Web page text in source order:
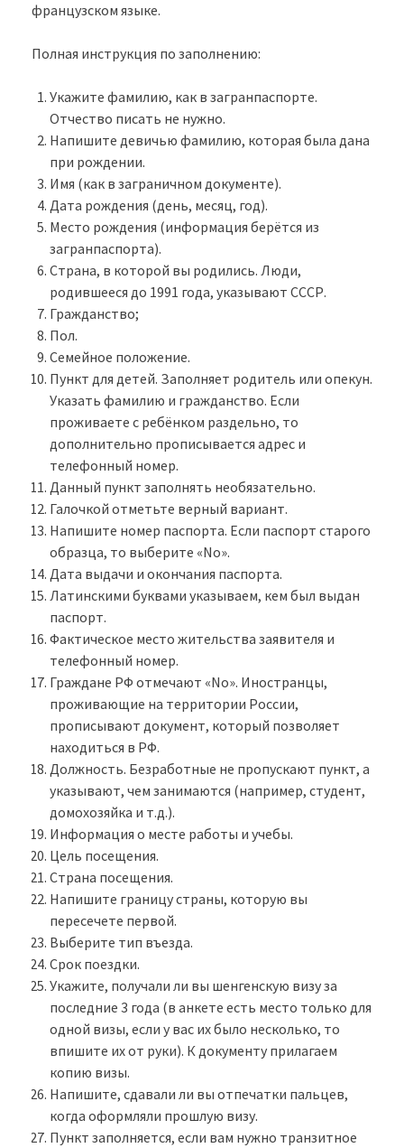
французском языке.
Полная инструкция по заполнению:
Укажите фамилию, как в загранпаспорте.
Отчество писать не нужно.
Напишите девичью фамилию, которая была дана
при рождении.
Имя (как в заграничном документе).
Дата рождения (день, месяц, год).
Место рождения (информация берётся из
загранпаспорта).
Страна, в которой вы родились. Люди,
родившееся до 1991 года, указывают СССР.
Гражданство;
Пол.
Семейное положение.
Пункт для детей. Заполняет родитель или опекун.
Указать фамилию и гражданство. Если
проживаете с ребёнком раздельно, то
дополнительно прописывается адрес и
телефонный номер.
Данный пункт заполнять необязательно.
Галочкой отметьте верный вариант.
Напишите номер паспорта. Если паспорт старого
образца, то выберите «No».
Дата выдачи и окончания паспорта.
Латинскими буквами указываем, кем был выдан
паспорт.
Фактическое место жительства заявителя и
телефонный номер.
Граждане РФ отмечают «No». Иностранцы,
проживающие на территории России,
прописывают документ, который позволяет
находиться в РФ.
Должность. Безработные не пропускают пункт, а
указывают, чем занимаются (например, студент,
домохозяйка и т.д.).
Информация о месте работы и учебы.
Цель посещения.
Страна посещения.
Напишите границу страны, которую вы
пересечете первой.
Выберите тип въезда.
Срок поездки.
Укажите, получали ли вы шенгенскую визу за
последние 3 года (в анкете есть место только для
одной визы, если у вас их было несколько, то
впишите их от руки). К документу прилагаем
копию визы.
Напишите, сдавали ли вы отпечатки пальцев,
когда оформляли прошлую визу.
Пункт заполняется, если вам нужно транзитное